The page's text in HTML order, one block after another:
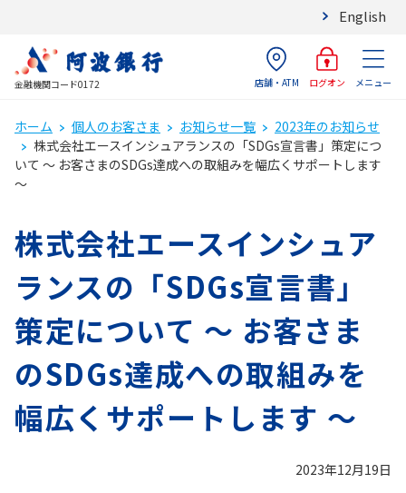
English
金融機関コード0172 店舗・ATM ログオン メニュー
ホーム 個人のお客さま お知らせ一覧
2023年のお知らせ
株式会社エースインシュアランスの「SDGs宣言書」策定につ
いて ～ お客さまのSDGs達成への取組みを幅広くサポートします
～
株式会社エースインシュア
ランスの「SDGs宣言書」
策定について ～ お客さま
のSDGs達成への取組みを
幅広くサポートします ～
2023年12月19日